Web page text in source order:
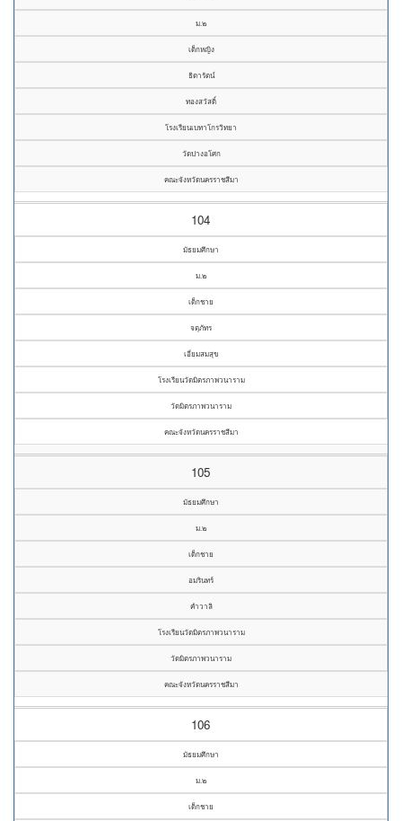
ม.๒
เด็กหญิง
ธิดารัตน์
ทองสวัสดิ์
โรงเรียนเบทาโกรวิทยา
วัดปางอโศก
คณะจังหวัดนครราชสีมา
104
มัธยมศึกษา
ม.๒
เด็กชาย
จตุภัทร
เอี่ยมสมสุข
โรงเรียนวัดมิตรภาพวนาราม
วัดมิตรภาพวนาราม
คณะจังหวัดนครราชสีมา
105
มัธยมศึกษา
ม.๒
เด็กชาย
อมรินทร์
คำวาลิ
โรงเรียนวัดมิตรภาพวนาราม
วัดมิตรภาพวนาราม
คณะจังหวัดนครราชสีมา
106
มัธยมศึกษา
ม.๒
เด็กชาย